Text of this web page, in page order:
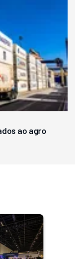
ao agro